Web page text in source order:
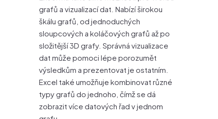
grafů a vizualizací dat. Nabízí širokou
škálu grafů, od jednoduchých
sloupcových a koláčových grafů až po
složitější 3D grafy. Správná vizualizace
dat může pomoci lépe porozumět
výsledkům a prezentovat je ostatním.
Excel také umožňuje kombinovat různé
typy grafů do jednoho, čímž se dá
zobrazit více datových řad v jednom